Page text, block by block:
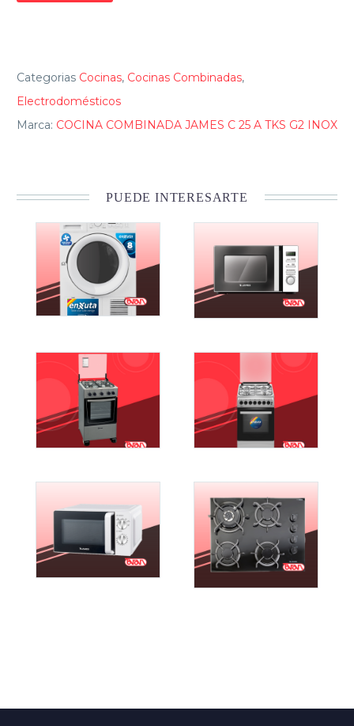
Categorias Cocinas, Cocinas Combinadas,
Electrodomésticos
Marca: COCINA COMBINADA JAMES C 25 A TKS G2 INOX
PUEDE INTERESARTE